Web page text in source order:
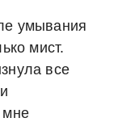
умывания
мист.
все
мне